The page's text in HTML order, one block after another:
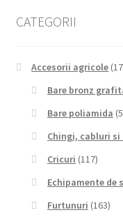
CATEGORII
Accesorii agricole
Bare bronz
Bare poliamida
Chingi, cabluri si
Cricuri (117)
Echipamente de
Furtunuri (163)